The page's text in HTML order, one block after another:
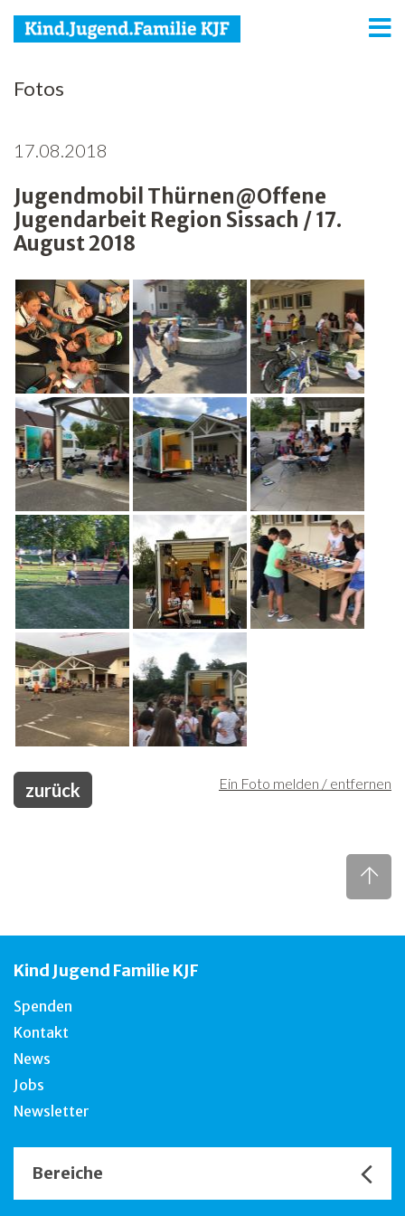
KJF
Jugend
Familie
Media
Agenda
Netzwerk
Spenden
Jobs
Freiwilligenarbeit
News
Newsletter
Fotos
17.08.2018
Jugendmobil Thürnen@Offene
Jugendarbeit Region Sissach / 17.
August 2018
Ein Foto melden / entfernen
zurück
Kind Jugend Familie KJF
Spenden
Kontakt
News
Jobs
Newsletter
Bereiche